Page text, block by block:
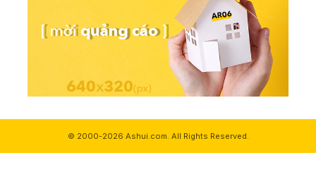
© 2000-2026 Ashui.com. All Rights Reserved.